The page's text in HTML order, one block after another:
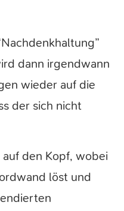
dann irgendwann
wieder auf die
der sich nicht
den Kopf, wobei
löst und